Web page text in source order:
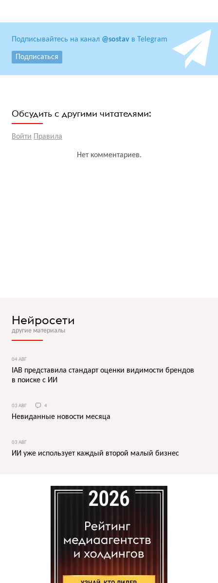
Подписывайтесь на канал @sostav в Telegram
Подписаться
Обсудить с другими читателями:
Войти Правила
Нет комментариев.
Нейросети
другие материалы
04 АВГ
IAB представила стандарт оценки видимости брендов
в поиске с ИИ
03 АВГ 4
Невиданные новости месяца
03 АВГ
ИИ уже использует каждый второй малый бизнес